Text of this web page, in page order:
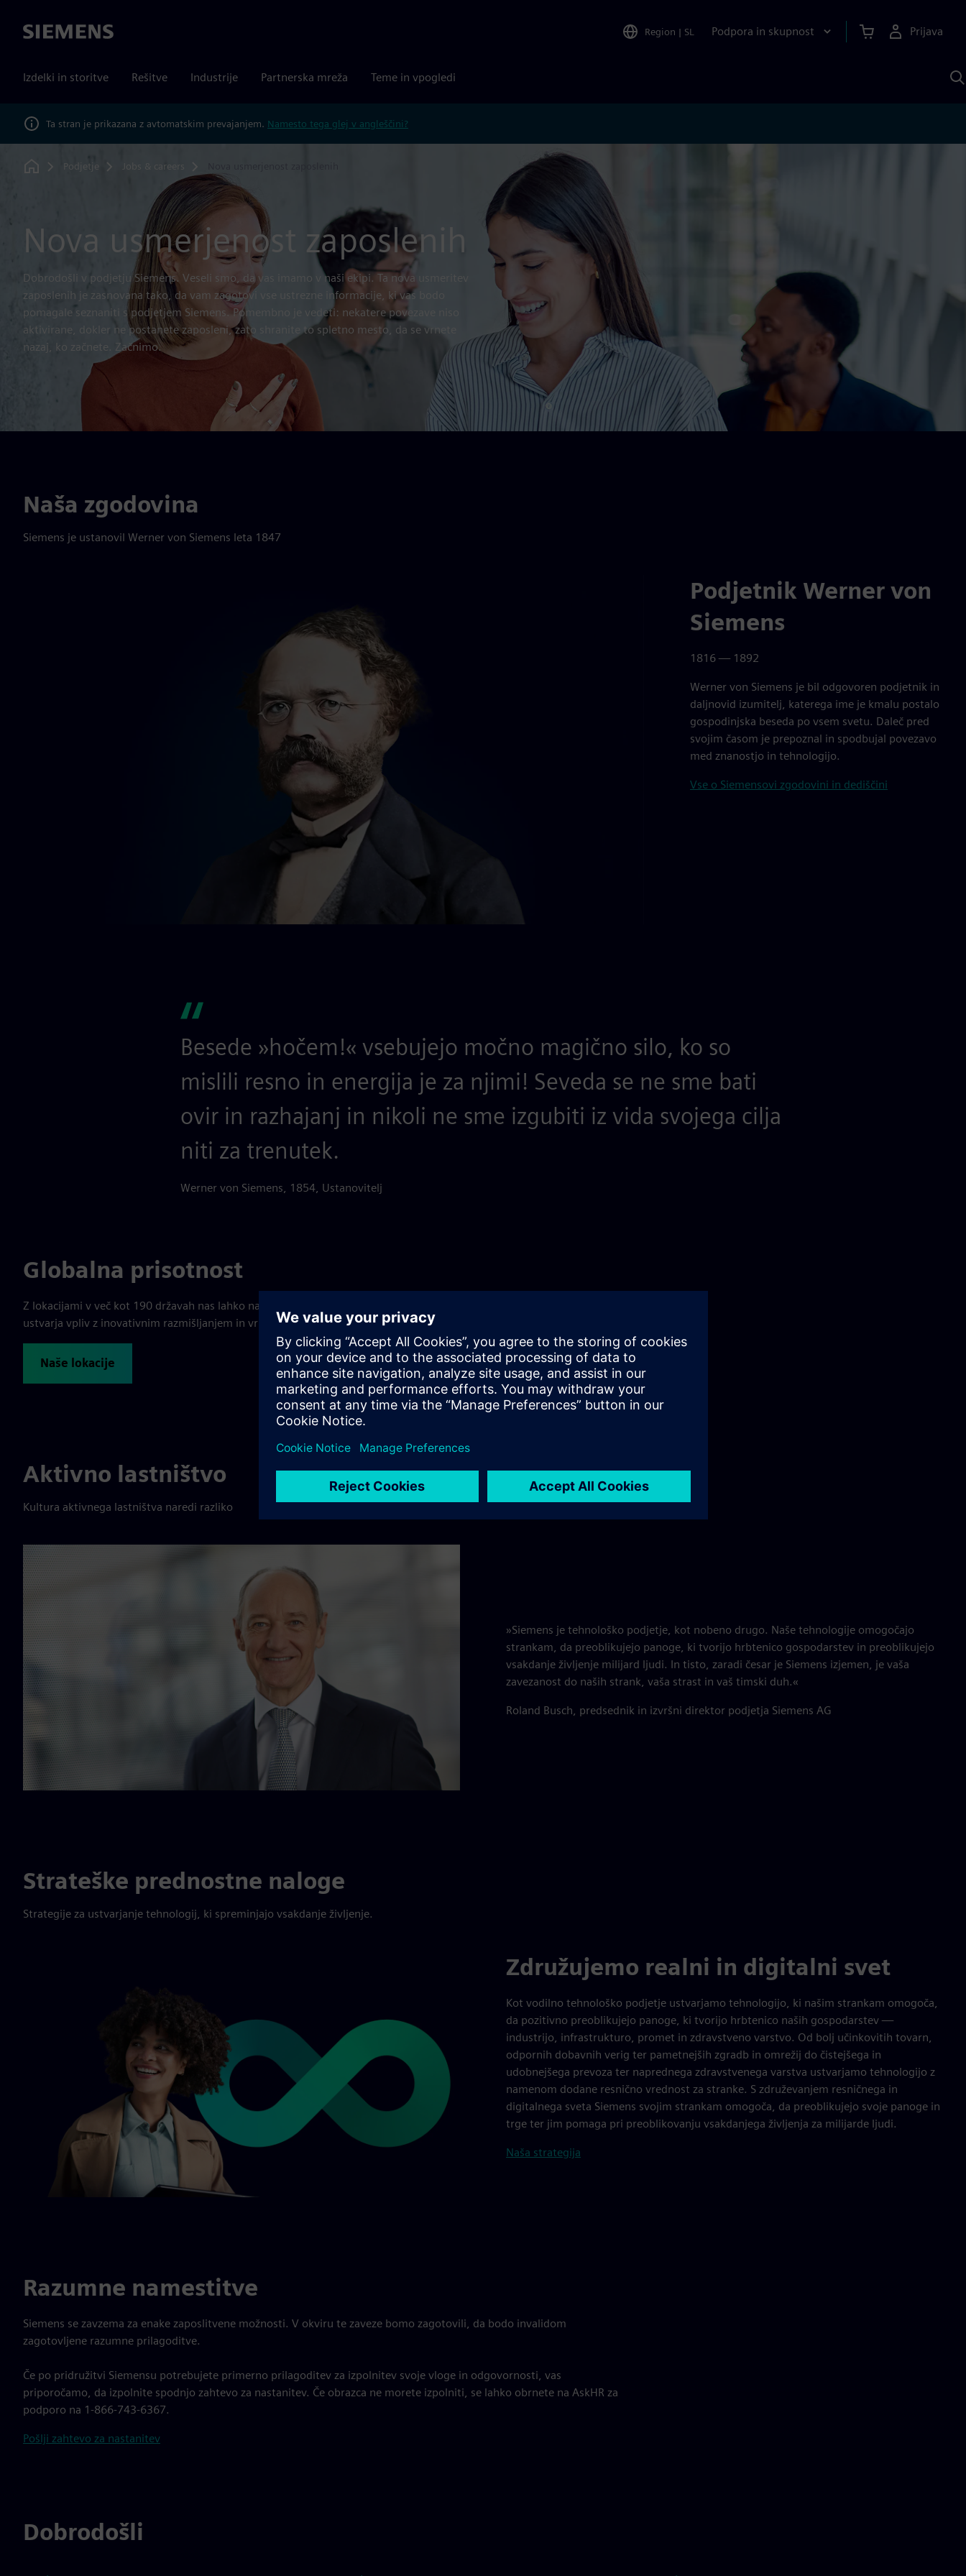
Siemens Region | SL Podpora in skupnost Prijava
Izdelki in storitve Rešitve Industrije Partnerska mreža Teme in vpogledi
s
Ta stran je prikazana z avtomatskim prevajanjem. Namesto tega glej v angleščini?
Home
Podjetje Jobs & careers
Nova usmerjenost zaposlenih
Dobrodošli v podjetju Siemens. Veseli smo, da vas imamo v naši ekipi. Ta nova usmeritev
zaposlenih je zasnovana tako, da vam zagotovi vse ustrezne informacije, ki vas bodo
pomagale seznaniti s podjetjem Siemens. Pomembno je vedeti: nekatere povezave niso
aktivirane, dokler ne postanete zaposleni, zato shranite to spletno mesto, da se vrnete
nazaj, ko začnete. Začnimo.
Naša zgodovina
Siemens je ustanovil Werner von Siemens leta 1847
Podjetnik Werner von
Siemens
1816 — 1892
Werner von Siemens je bil odgovoren podjetnik in
daljnovid izumitelj, katerega ime je kmalu postalo
gospodinjska beseda po vsem svetu. Daleč pred
svojim časom je prepoznal in spodbujal povezavo
med znanostjo in tehnologijo.
Vse o Siemensovi zgodovini in dediščini
Besede »hočem!« vsebujejo močno magično silo, ko so
mislili resno in energija je za njimi! Seveda se ne sme bati
ovir in razhajanj in nikoli ne sme izgubiti iz vida svojega cilja
niti za trenutek.
Werner von Siemens, 1854, Ustanovitelj
Globalna prisotnost
Z lokacijami v več kot 190 državah nas lahko najdete skoraj povsod. Naučite se, kako vsaka naša ekipa po vsem svetu
ustvarja vpliv z inovativnim razmišljanjem in vrhunsko tehnologijo.
Naše lokacije
Aktivno lastništvo
Kultura aktivnega lastništva naredi razliko
»Siemens je tehnološko podjetje, kot nobeno drugo. Naše tehnologije omogočajo
strankam, da preoblikujejo panoge, ki tvorijo hrbtenico gospodarstev in preoblikujejo
vsakdanje življenje milijard ljudi. In tisto, zaradi česar je Siemens izjemen, je vaša
zavezanost do naših strank, vaša strast in vaš timski duh.«
Roland Busch, predsednik in izvršni direktor podjetja Siemens AG
Strateške prednostne naloge
Strategije za ustvarjanje tehnologij, ki spreminjajo vsakdanje življenje.
Združujemo realni in digitalni svet
Kot vodilno tehnološko podjetje ustvarjamo tehnologijo, ki našim strankam omogoča,
da pozitivno preoblikujejo panoge, ki tvorijo hrbtenico naših gospodarstev —
industrijo, infrastrukturo, promet in zdravstveno varstvo. Od bolj učinkovitih tovarn,
odpornih dobavnih verig ter pametnejših zgradb in omrežij do čistejšega in
udobnejšega prevoza ter naprednega zdravstvenega varstva ustvarjamo tehnologijo z
namenom dodane resnično vrednost za stranke. S združevanjem resničnega in
digitalnega sveta Siemens svojim strankam omogoča, da preoblikujejo svoje panoge in
trge ter jim pomaga pri preoblikovanju vsakdanjega življenja za milijarde ljudi.
Naša strategija
Razumne namestitve
Siemens se zavzema za enake zaposlitvene možnosti. V okviru te zaveze bomo zagotovili, da bodo invalidom
zagotovljene razumne prilagoditve.
Če po pridružitvi Siemensu potrebujete primerno prilagoditev za izpolnitev svoje vloge in odgovornosti, vas
priporočamo, da izpolnite spodnjo zahtevo za nastanitev. Če obrazca ne morete izpolniti, se lahko obrnete na AskHR za
podporo na 1-866-743-6367.
Pošlji zahtevo za nastanitev
Dobrodošli